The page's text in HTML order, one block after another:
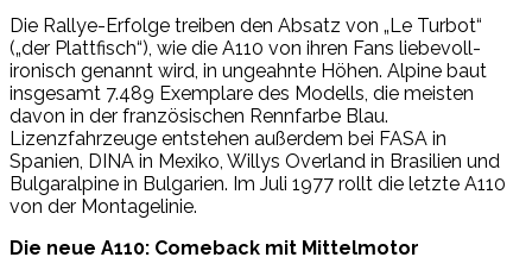
Die Rallye-Erfolge treiben den Absatz von „Le Turbot“
(„der Plattfisch“), wie die A110 von ihren Fans liebevoll-
ironisch genannt wird, in ungeahnte Höhen. Alpine baut
insgesamt 7.489 Exemplare des Modells, die meisten
davon in der französischen Rennfarbe Blau.
Lizenzfahrzeuge entstehen außerdem bei FASA in
Spanien, DINA in Mexiko, Willys Overland in Brasilien und
Bulgaralpine in Bulgarien. Im Juli 1977 rollt die letzte A110
von der Montagelinie.
Die neue A110: Comeback mit Mittelmotor